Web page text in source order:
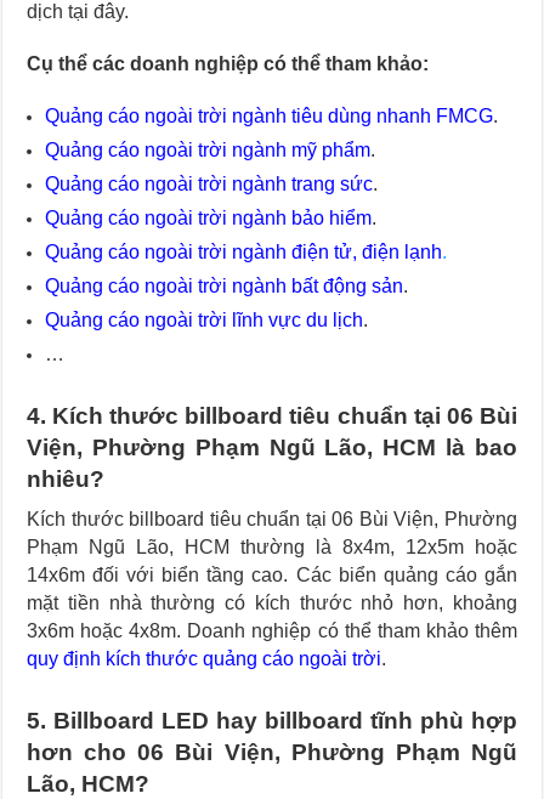
dịch tại đây.
Cụ thể các doanh nghiệp có thể tham khảo:
Quảng cáo ngoài trời ngành tiêu dùng nhanh FMCG.
Quảng cáo ngoài trời ngành mỹ phẩm.
Quảng cáo ngoài trời ngành trang sức.
Quảng cáo ngoài trời ngành bảo hiểm.
Quảng cáo ngoài trời ngành điện tử, điện lạnh.
Quảng cáo ngoài trời ngành bất động sản.
Quảng cáo ngoài trời lĩnh vực du lịch.
…
4. Kích thước billboard tiêu chuẩn tại 06 Bùi
Viện, Phường Phạm Ngũ Lão, HCM là bao
nhiêu?
Kích thước billboard tiêu chuẩn tại 06 Bùi Viện, Phường
Phạm Ngũ Lão, HCM thường là 8x4m, 12x5m hoặc
14x6m đối với biển tầng cao. Các biển quảng cáo gắn
mặt tiền nhà thường có kích thước nhỏ hơn, khoảng
3x6m hoặc 4x8m. Doanh nghiệp có thể tham khảo thêm
quy định kích thước quảng cáo ngoài trời.
5. Billboard LED hay billboard tĩnh phù hợp
hơn cho 06 Bùi Viện, Phường Phạm Ngũ
Lão, HCM?